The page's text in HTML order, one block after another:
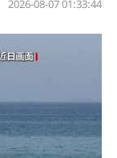
01:33:44 2026-08-07